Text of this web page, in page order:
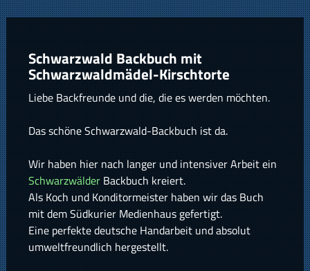
Schwarzwald Backbuch mit
Schwarzwaldmädel-Kirschtorte
Liebe Backfreunde und die, die es werden möchten.
Das schöne Schwarzwald-Backbuch ist da.
Wir haben hier nach langer und intensiver Arbeit ein
Schwarzwälder Backbuch kreiert.
Als Koch und Konditormeister haben wir das Buch
mit dem Südkurier Medienhaus gefertigt.
Eine perfekte deutsche Handarbeit und absolut
umweltfreundlich hergestellt.